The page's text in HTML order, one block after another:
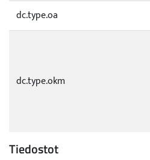
dc.type.oa
dc.type.okm
Tiedostot